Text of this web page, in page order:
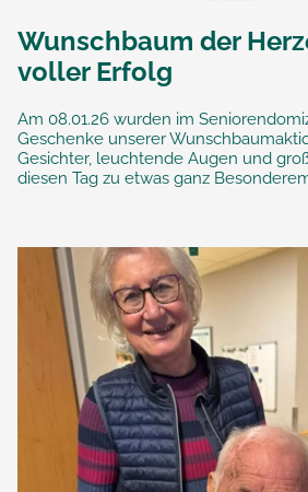
Wunschbaum der
voller Erfolg
Am 08.01.26 wurden im
Geschenke unserer
Gesichter, leuchtende Augen und
diesen Tag zu etwas ganz